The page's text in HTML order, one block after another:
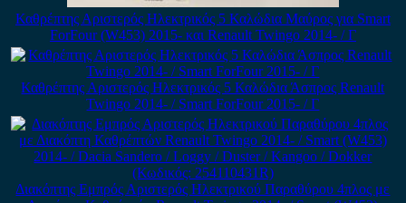
Καθρέπτης Αριστερός Ηλεκτρικός 5 Καλώδια Μαύρος για Smart
ForFour (W453) 2015- και Renault Twingo 2014- / Γ
Καθρέπτης Αριστερός Ηλεκτρικός 5 Καλώδια Άσπρος Renault
Twingo 2014- / Smart ForFour 2015- / Γ
Διακόπτης Εμπρός Αριστερός Ηλεκτρικού Παραθύρου 4πλος με